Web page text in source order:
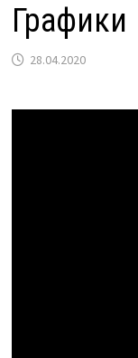
Графики
28.04.2020